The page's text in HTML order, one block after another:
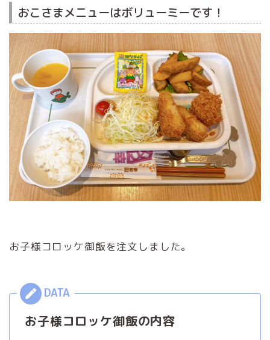
おこさまメニューはボリューミーです！
お子様コロッケ御飯を注文しました。
お子様コロッケ御飯の内容